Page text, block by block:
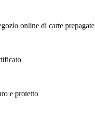
online di carte prepagate
e protetto